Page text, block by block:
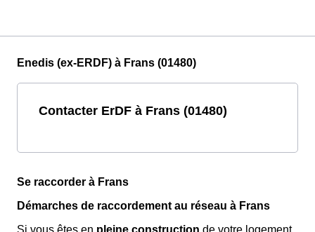
Enedis (ex-ERDF) à Frans (01480)
Contacter ErDF à Frans (01480)
Se raccorder à Frans
Démarches de raccordement au réseau à Frans